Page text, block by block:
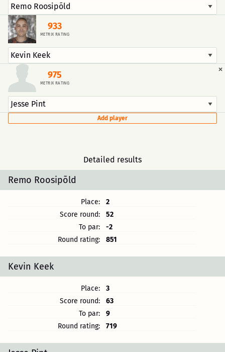
933
METRIX RATING
×
975
METRIX RATING
Add player
Detailed results
Remo Roosipõld
Place:
2
Score round:
52
To par:
-2
Round rating:
851
Kevin Keek
Place:
3
Score round:
63
To par:
9
Round rating:
719